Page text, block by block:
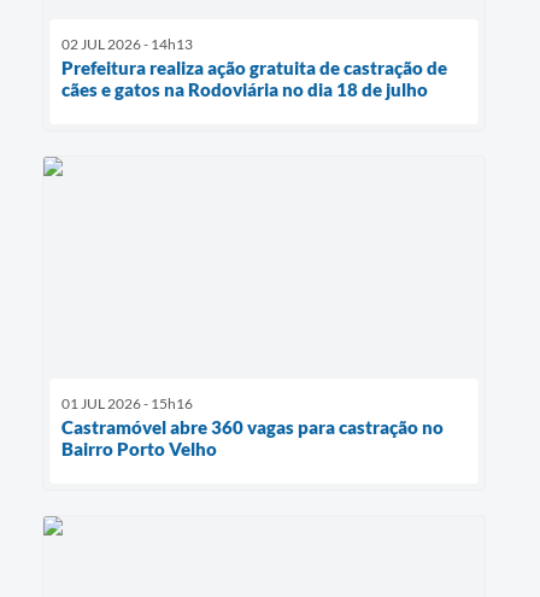
02 JUL 2026 - 14h13
Prefeitura realiza ação gratuita de castração de
cães e gatos na Rodoviária no dia 18 de julho
01 JUL 2026 - 15h16
Castramóvel abre 360 vagas para castração no
Bairro Porto Velho